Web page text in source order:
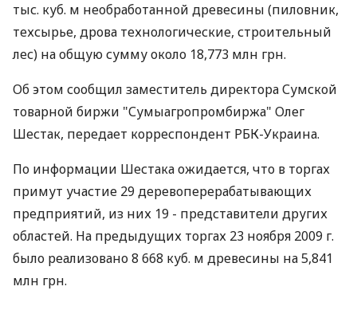
тыс. куб. м необработанной древесины (пиловник,
техсырье, дрова технологические, строительный
лес) на общую сумму около 18,773 млн грн.
Об этом сообщил заместитель директора Сумской
товарной биржи "Сумыагропромбиржа" Олег
Шестак, передает корреспондент РБК-Украина.
По информации Шестака ожидается, что в торгах
примут участие 29 деревоперерабатывающих
предприятий, из них 19 - представители других
областей. На предыдущих торгах 23 ноября 2009 г.
было реализовано 8 668 куб. м древесины на 5,841
млн грн.